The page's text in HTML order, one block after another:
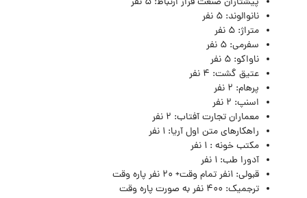
نانوالوند: 5 نفر
متراژ: 5 نفر
سفرمی: 5 نفر
ناواکو: 5 نفر
عتیق گشت: 4 نفر
پرهام: 2 نفر
اسنپ: 2 نفر
معماران تجارت آفتاب: 2 نفر
راهکارهای متن اول آریا: 1 نفر
مکتب خونه : 1 نفر
آدورا طب: 1 نفر
قبولی: 1نفر تمام وقت+ 20 نفر پاره وقت
ترجمیک: 400 نفر به صورت پاره وقت